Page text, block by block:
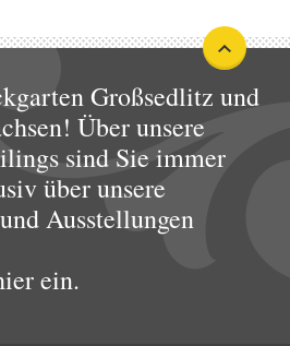
Großsedlitz und
Über unsere
sind Sie immer
über unsere
Ausstellungen
ein.